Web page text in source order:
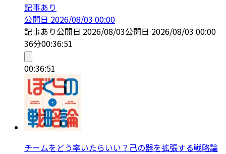
記事あり
公開日 2026/08/03 00:00
記事あり公開日 2026/08/03公開日 2026/08/03 00:00
36分00:36:51
00:36:51
チームをどう率いたらいい？己の器を拡張する戦略論